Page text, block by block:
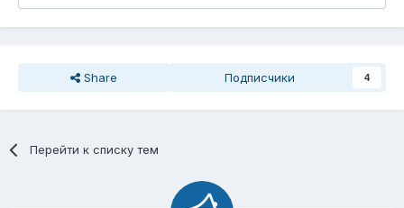
Share Подписчики 4
Перейти к списку тем